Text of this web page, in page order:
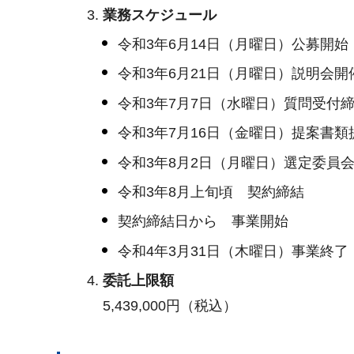
業務スケジュール
令和3年6月14日（月曜日）公募開始
令和3年6月21日（月曜日）説明会開
令和3年7月7日（水曜日）質問受付
令和3年7月16日（金曜日）提案書類
令和3年8月2日（月曜日）選定委員会
令和3年8月上旬頃 契約締結
契約締結日から 事業開始
令和4年3月31日（木曜日）事業終了
委託上限額
5,439,000円（税込）